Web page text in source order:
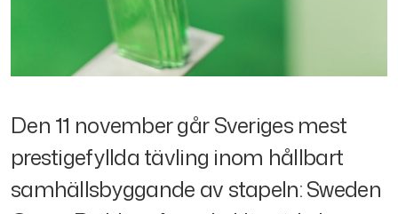
Den 11 november går Sveriges mest
prestigefyllda tävling inom hållbart
samhällsbyggande av stapeln: Sweden